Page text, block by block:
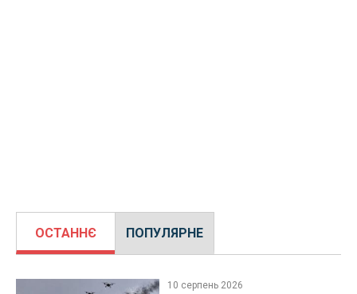
ОСТАННЄ ПОПУЛЯРНЕ
10 серпень 2026